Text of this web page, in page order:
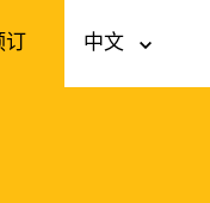
订 中文